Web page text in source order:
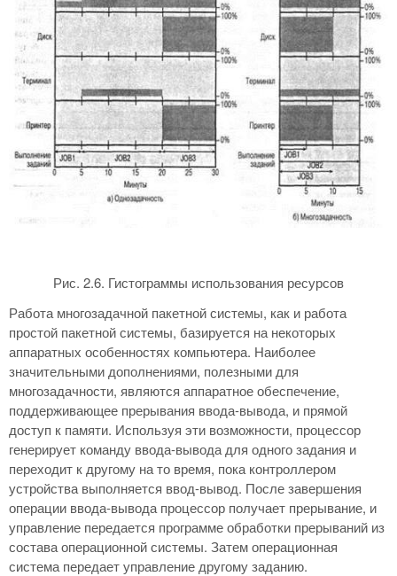
Рис. 2.6. Гистограммы использования ресурсов
Работа многозадачной пакетной системы, как и работа
простой пакетной системы, базируется на некоторых
аппаратных особенностях компьютера. Наиболее
значительными дополнениями, полезными для
многозадачности, являются аппаратное обеспечение,
поддерживающее прерывания ввода-вывода, и прямой
доступ к памяти. Используя эти возможности, процессор
генерирует команду ввода-вывода для одного задания и
переходит к другому на то время, пока контроллером
устройства выполняется ввод-вывод. После завершения
операции ввода-вывода процессор получает прерывание, и
управление передается программе обработки прерываний из
состава операционной системы. Затем операционная
система передает управление другому заданию.